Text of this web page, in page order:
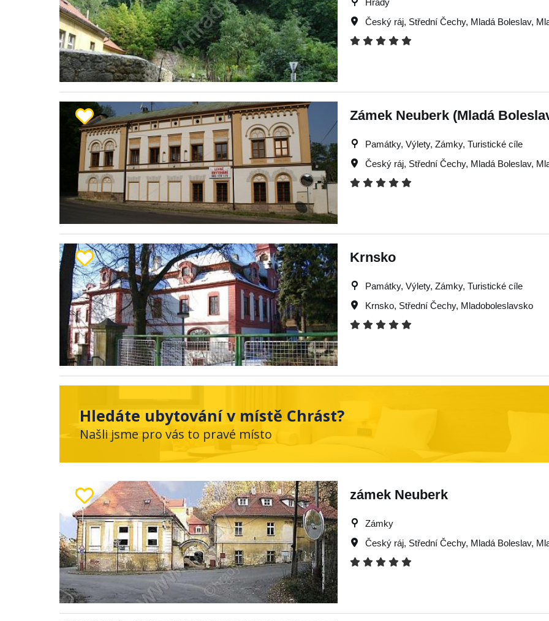
Hrady
Český ráj, Střední Čechy, Mladá Boleslav,
Zámek Neuberk (Mladá
Památky, Výlety, Zámky, Turistické cíle
Český ráj, Střední Čechy, Mladá Boleslav,
Krnsko
Památky, Výlety, Zámky, Turistické cíle
Krnsko, Střední Čechy, Mladoboleslavsko
Hledáte ubytování v místě Chrást?
Našli jsme pro vás to pravé místo
zámek Neuberk
Zámky
Český ráj, Střední Čechy, Mladá Boleslav,